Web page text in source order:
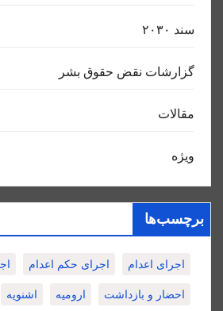
سند ٢٠٣٠
گزارشات نقض حقوق بشر
مقالات
ویژه
برچسب‌ها
اجرای اعدام اجرای حکم اعدام
احضار و بازداشت ارومیه اشنویه